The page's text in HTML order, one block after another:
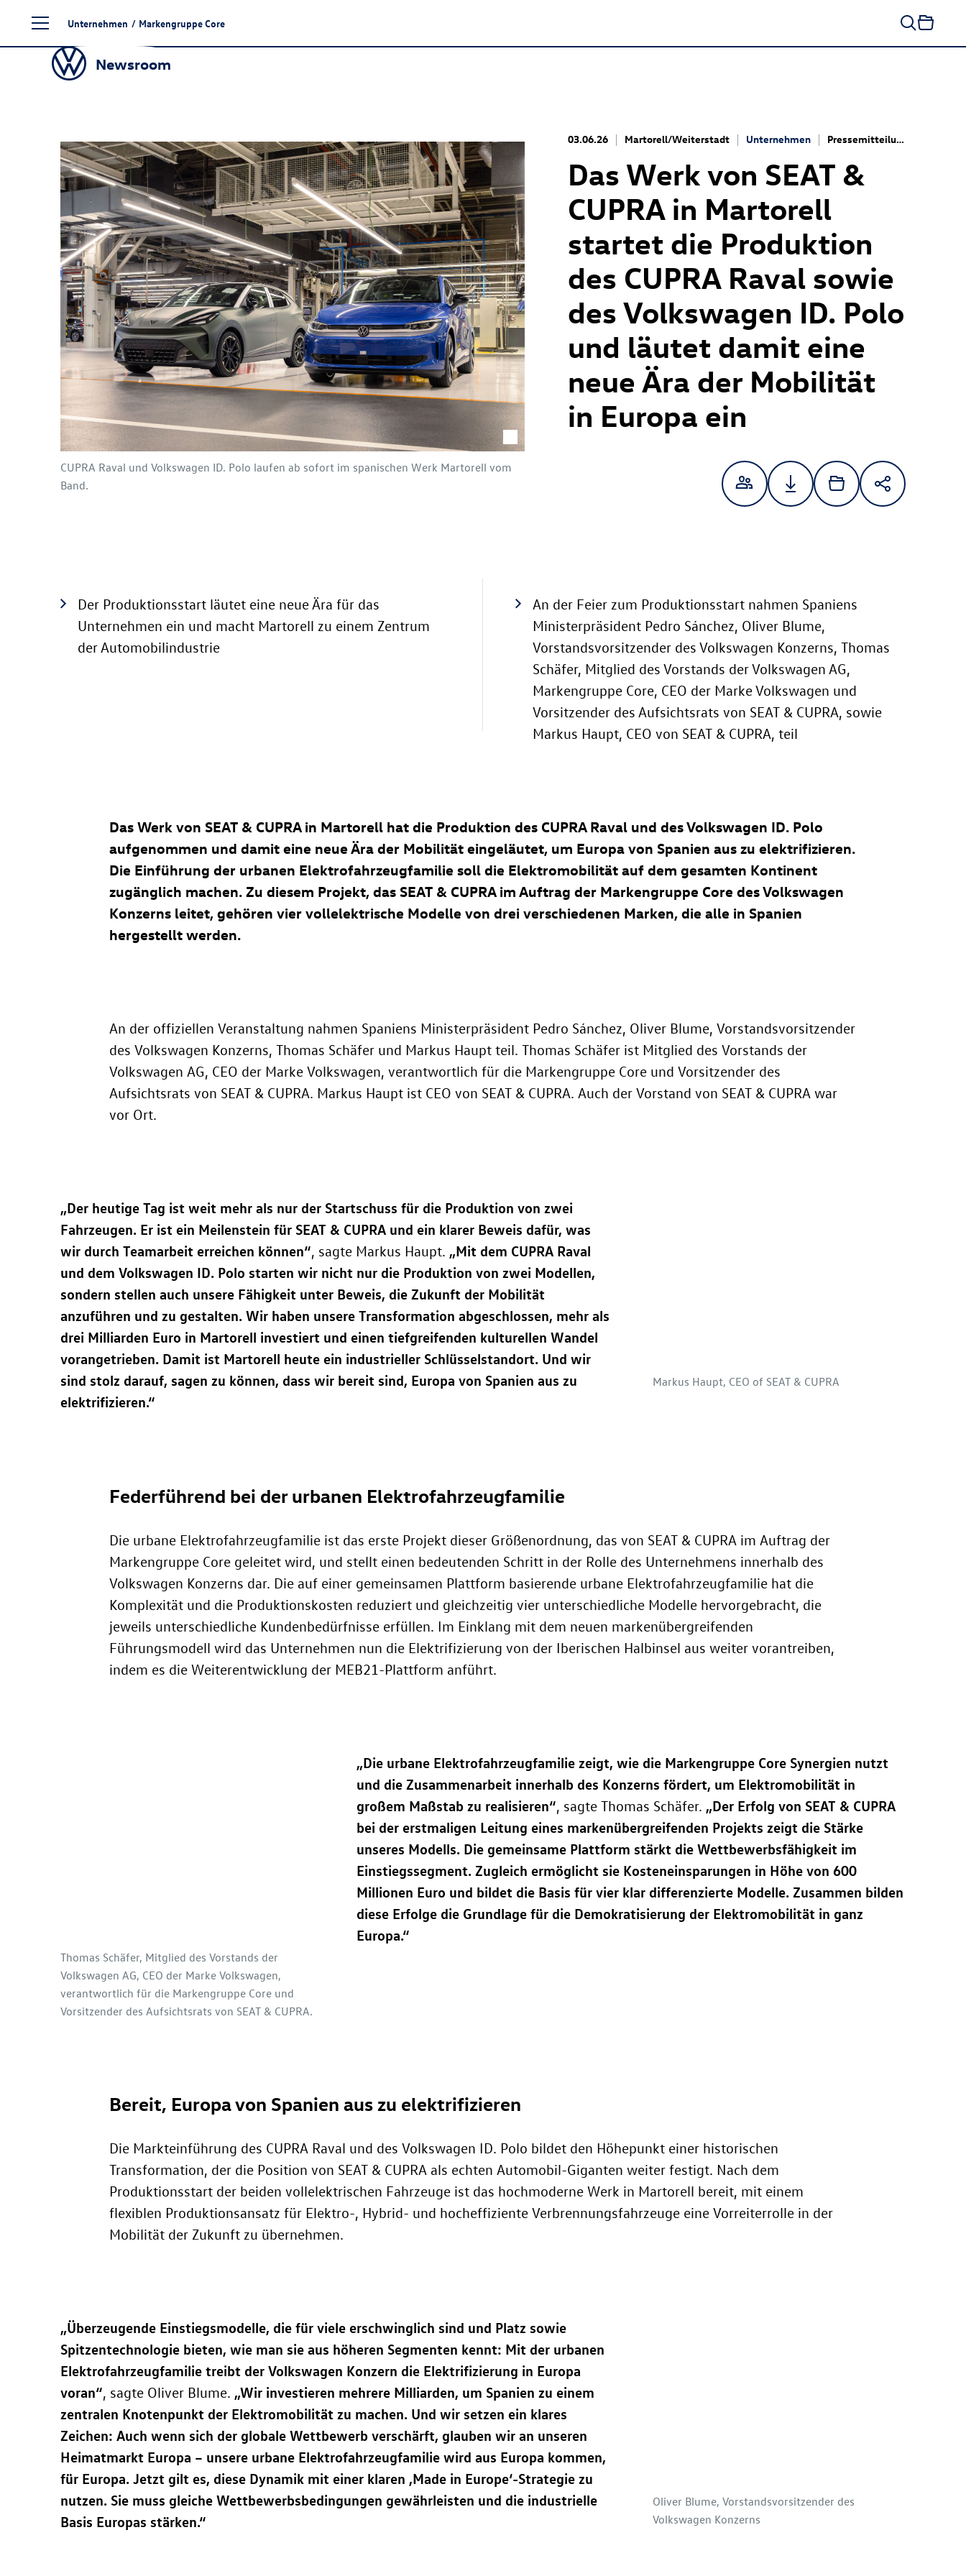
Seiteninhalt
springen
Unternehmen / Markengruppe Core
Newsroom
CUPRA Raval und Volkswagen ID. Polo laufen ab sofort im spanischen Werk Martorell vom
Band.
03.06.26 Martorell/Weiterstadt Unternehmen Pressemitteilung
Das Werk von SEAT &
CUPRA in Martorell
startet die Produktion
des CUPRA Raval sowie
des Volkswagen ID. Polo
und läutet damit eine
neue Ära der Mobilität
in Europa ein
Der Produktionsstart läutet eine neue Ära für das
Unternehmen ein und macht Martorell zu einem Zentrum
der Automobilindustrie
An der Feier zum Produktionsstart nahmen Spaniens
Ministerpräsident Pedro Sánchez, Oliver Blume,
Vorstandsvorsitzender des Volkswagen Konzerns, Thomas
Schäfer, Mitglied des Vorstands der Volkswagen AG,
Markengruppe Core, CEO der Marke Volkswagen und
Vorsitzender des Aufsichtsrats von SEAT & CUPRA, sowie
Markus Haupt, CEO von SEAT & CUPRA, teil
Das Werk von SEAT & CUPRA in Martorell hat die Produktion des CUPRA Raval und des Volkswagen ID. Polo
aufgenommen und damit eine neue Ära der Mobilität eingeläutet, um Europa von Spanien aus zu elektrifizieren.
Die Einführung der urbanen Elektrofahrzeugfamilie soll die Elektromobilität auf dem gesamten Kontinent
zugänglich machen. Zu diesem Projekt, das SEAT & CUPRA im Auftrag der Markengruppe Core des Volkswagen
Konzerns leitet, gehören vier vollelektrische Modelle von drei verschiedenen Marken, die alle in Spanien
hergestellt werden.
An der offiziellen Veranstaltung nahmen Spaniens Ministerpräsident Pedro Sánchez, Oliver Blume, Vorstandsvorsitzender
des Volkswagen Konzerns, Thomas Schäfer und Markus Haupt teil. Thomas Schäfer ist Mitglied des Vorstands der
Volkswagen AG, CEO der Marke Volkswagen, verantwortlich für die Markengruppe Core und Vorsitzender des
Aufsichtsrats von SEAT & CUPRA. Markus Haupt ist CEO von SEAT & CUPRA. Auch der Vorstand von SEAT & CUPRA war
vor Ort.
„Der heutige Tag ist weit mehr als nur der Startschuss für die Produktion von zwei
Fahrzeugen. Er ist ein Meilenstein für SEAT & CUPRA und ein klarer Beweis dafür, was
wir durch Teamarbeit erreichen können“, sagte Markus Haupt. „Mit dem CUPRA Raval
und dem Volkswagen ID. Polo starten wir nicht nur die Produktion von zwei Modellen,
sondern stellen auch unsere Fähigkeit unter Beweis, die Zukunft der Mobilität
anzuführen und zu gestalten. Wir haben unsere Transformation abgeschlossen, mehr als
drei Milliarden Euro in Martorell investiert und einen tiefgreifenden kulturellen Wandel
vorangetrieben. Damit ist Martorell heute ein industrieller Schlüsselstandort. Und wir
sind stolz darauf, sagen zu können, dass wir bereit sind, Europa von Spanien aus zu
elektrifizieren.“
Markus Haupt, CEO of SEAT & CUPRA
Federführend bei der urbanen Elektrofahrzeugfamilie
Die urbane Elektrofahrzeugfamilie ist das erste Projekt dieser Größenordnung, das von SEAT & CUPRA im Auftrag der
Markengruppe Core geleitet wird, und stellt einen bedeutenden Schritt in der Rolle des Unternehmens innerhalb des
Volkswagen Konzerns dar. Die auf einer gemeinsamen Plattform basierende urbane Elektrofahrzeugfamilie hat die
Komplexität und die Produktionskosten reduziert und gleichzeitig vier unterschiedliche Modelle hervorgebracht, die
jeweils unterschiedliche Kundenbedürfnisse erfüllen. Im Einklang mit dem neuen markenübergreifenden
Führungsmodell wird das Unternehmen nun die Elektrifizierung von der Iberischen Halbinsel aus weiter vorantreiben,
indem es die Weiterentwicklung der MEB21-Plattform anführt.
Thomas Schäfer, Mitglied des Vorstands der
Volkswagen AG, CEO der Marke Volkswagen,
verantwortlich für die Markengruppe Core und
Vorsitzender des Aufsichtsrats von SEAT & CUPRA.
„Die urbane Elektrofahrzeugfamilie zeigt, wie die Markengruppe Core Synergien nutzt
und die Zusammenarbeit innerhalb des Konzerns fördert, um Elektromobilität in
großem Maßstab zu realisieren“, sagte Thomas Schäfer. „Der Erfolg von SEAT & CUPRA
bei der erstmaligen Leitung eines markenübergreifenden Projekts zeigt die Stärke
unseres Modells. Die gemeinsame Plattform stärkt die Wettbewerbsfähigkeit im
Einstiegssegment. Zugleich ermöglicht sie Kosteneinsparungen in Höhe von 600
Millionen Euro und bildet die Basis für vier klar differenzierte Modelle. Zusammen bilden
diese Erfolge die Grundlage für die Demokratisierung der Elektromobilität in ganz
Europa.“
Bereit, Europa von Spanien aus zu elektrifizieren
Die Markteinführung des CUPRA Raval und des Volkswagen ID. Polo bildet den Höhepunkt einer historischen
Transformation, der die Position von SEAT & CUPRA als echten Automobil-Giganten weiter festigt. Nach dem
Produktionsstart der beiden vollelektrischen Fahrzeuge ist das hochmoderne Werk in Martorell bereit, mit einem
flexiblen Produktionsansatz für Elektro-, Hybrid- und hocheffiziente Verbrennungsfahrzeuge eine Vorreiterrolle in der
Mobilität der Zukunft zu übernehmen.
„Überzeugende Einstiegsmodelle, die für viele erschwinglich sind und Platz sowie
Spitzentechnologie bieten, wie man sie aus höheren Segmenten kennt: Mit der urbanen
Elektrofahrzeugfamilie treibt der Volkswagen Konzern die Elektrifizierung in Europa
voran“, sagte Oliver Blume. „Wir investieren mehrere Milliarden, um Spanien zu einem
zentralen Knotenpunkt der Elektromobilität zu machen. Und wir setzen ein klares
Zeichen: Auch wenn sich der globale Wettbewerb verschärft, glauben wir an unseren
Heimatmarkt Europa – unsere urbane Elektrofahrzeugfamilie wird aus Europa kommen,
für Europa. Jetzt gilt es, diese Dynamik mit einer klaren ‚Made in Europe‘-Strategie zu
nutzen. Sie muss gleiche Wettbewerbsbedingungen gewährleisten und die industrielle
Basis Europas stärken.“
Oliver Blume, Vorstandsvorsitzender des
Volkswagen Konzerns